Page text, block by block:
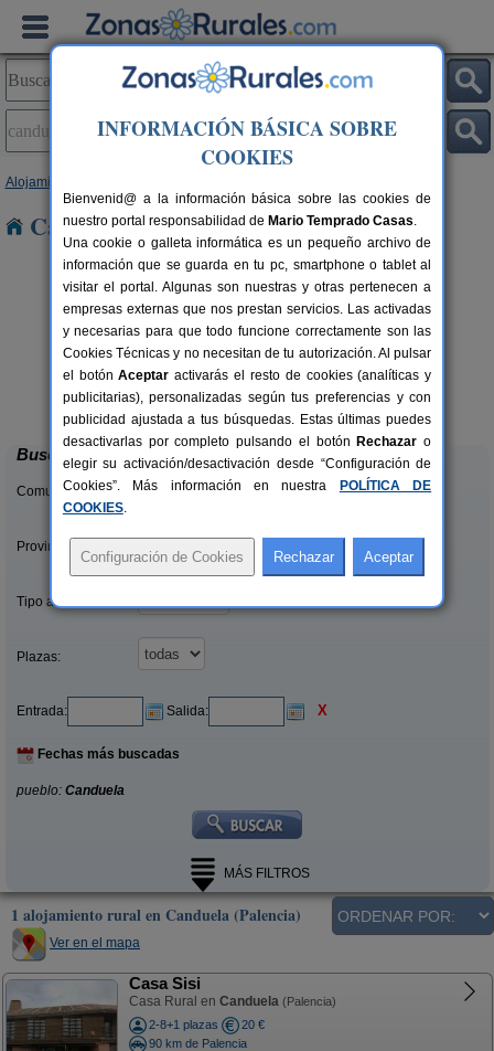
Alojamientos
Casas Rurales en Canduela
10+1 pers.
desde30 €
Casa Calderón
Brañosera (Palencia)
Buscar
Comunidades:
Provincias/Islas:
Tipo alquiler:
Plazas:
Entrada: Salida: X
Fechas más buscadas
pueblo: Canduela
MÁS FILTROS
1 alojamiento rural en Canduela (Palencia)
Ver en el mapa
Casa Sisi
Casa Rural en Canduela (Palencia)
2-8+1 plazas
20 €
90 km de Palencia
INFORMACIÓN BÁSICA SOBRE
COOKIES
Bienvenid@ a la información básica sobre las cookies de
nuestro portal responsabilidad de Mario Temprado Casas.
Una cookie o galleta informática es un pequeño archivo de
información que se guarda en tu pc, smartphone o tablet al
visitar el portal. Algunas son nuestras y otras pertenecen a
empresas externas que nos prestan servicios. Las activadas
y necesarias para que todo funcione correctamente son las
Cookies Técnicas y no necesitan de tu autorización. Al pulsar
el botónAceptar activarás el resto de cookies (analíticas y
publicitarias), personalizadas según tus preferencias y con
publicidad ajustada a tus búsquedas. Estas últimas puedes
desactivarlas por completo pulsando el botón Rechazar o
elegir su activación/desactivación desde “Configuración de
Cookies”. Más información en nuestra
POLÍTICA DE
COOKIES.